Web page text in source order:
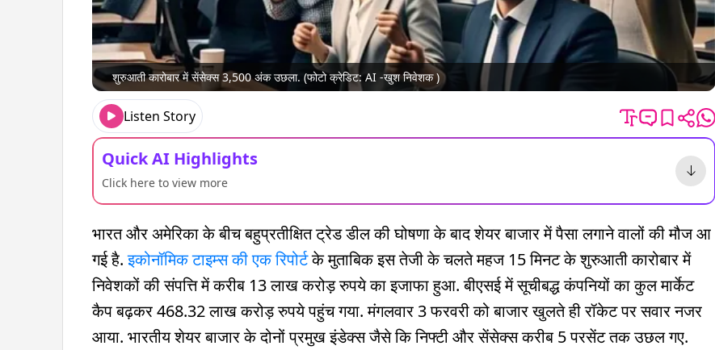
शुरुआती कारोबार में सेंसेक्स 3,500 अंक उछला. (फोटो क्रेडिट: AI -खुश निवेशक )
Listen Story
Quick AI Highlights
Click here to view more
भारत और अमेरिका के बीच बहुप्रतीक्षित ट्रेड डील की घोषणा के बाद शेयर बाजार में पैसा लगाने वालों की मौज आ
गई है.इकोनॉमिक टाइम्स की एक रिपोर्टके मुताबिक इस तेजी के चलते महज 15 मिनट के शुरुआती कारोबार में
निवेशकों की संपत्ति में करीब 13 लाख करोड़ रुपये का इजाफा हुआ. बीएसई में सूचीबद्ध कंपनियों का कुल मार्केट
कैप बढ़कर 468.32 लाख करोड़ रुपये पहुंच गया. मंगलवार 3 फरवरी को बाजार खुलते ही रॉकेट पर सवार नजर
आया. भारतीय शेयर बाजार के दोनों प्रमुख इंडेक्स जैसे कि निफ्टी और सेंसेक्स करीब 5 परसेंट तक उछल गए.